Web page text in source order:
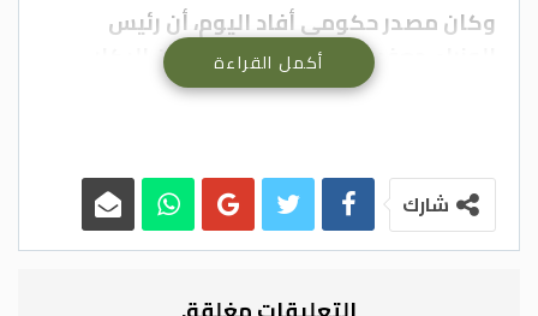
وكان مصدر حكومي أفاد اليوم، أن رئيس
الوزراء جعفر حسان كان قد طلب من البكار،
الأحد الماضي (28 حزيران 2026)، تقديم
وأضاف المصدر أن القرار جاء على خلفية تضارب
مصالح، بعد التقدم بعطاءات حكومية من قبل
نجل الوزير، حيث أُحيل أحدها فيما لم تُحال
أكمل القراءة
شارك